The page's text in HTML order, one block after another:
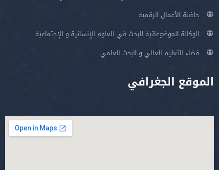
حاضنة الأعمال الرقمية
الوكالة الموضوعاتية للبحث في العلوم الإنسانية و الإجتماعية
فضاء التعليم العالي و البحث العلمي
الموقع الجغرافي